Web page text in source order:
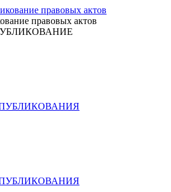
правовых актов